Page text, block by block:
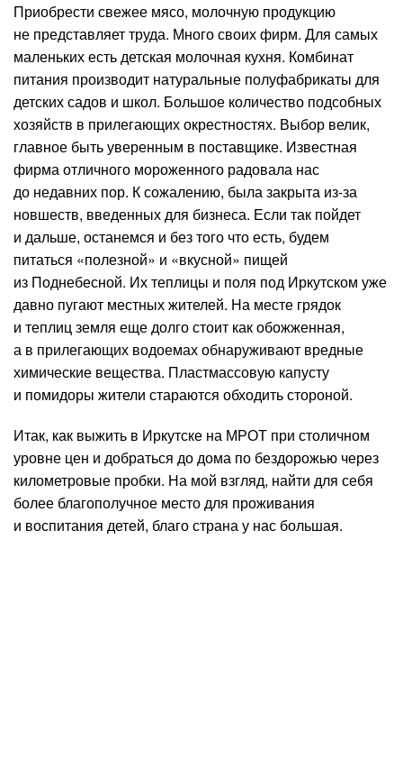
Приобрести свежее мясо, молочную продукцию
не представляет труда. Много своих фирм. Для самых
маленьких есть детская молочная кухня. Комбинат
питания производит натуральные полуфабрикаты для
детских садов и школ. Большое количество подсобных
хозяйств в прилегающих окрестностях. Выбор велик,
главное быть уверенным в поставщике. Известная
фирма отличного мороженного радовала нас
до недавних пор. К сожалению, была закрыта из-за
новшеств, введенных для бизнеса. Если так пойдет
и дальше, останемся и без того что есть, будем
питаться «полезной» и «вкусной» пищей
из Поднебесной. Их теплицы и поля под Иркутском уже
давно пугают местных жителей. На месте грядок
и теплиц земля еще долго стоит как обожженная,
а в прилегающих водоемах обнаруживают вредные
химические вещества. Пластмассовую капусту
и помидоры жители стараются обходить стороной.
Итак, как выжить в Иркутске на МРОТ при столичном
уровне цен и добраться до дома по бездорожью через
километровые пробки. На мой взгляд, найти для себя
более благополучное место для проживания
и воспитания детей, благо страна у нас большая.